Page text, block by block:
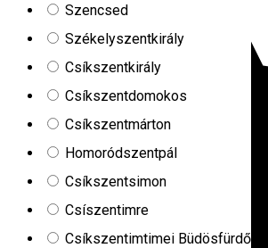
Szencsed
Székelyszentkirály
Csíkszentkirály
Csíkszentdomokos
Csíkszentmárton
Homoródszentpál
Csíkszentsimon
Csíszentimre
Csíkszentimtimei Büdösfürdő